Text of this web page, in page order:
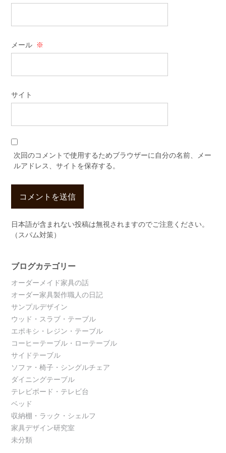
メール ※
サイト
次回のコメントで使用するためブラウザーに自分の名前、メー
ルアドレス、サイトを保存する。
日本語が含まれない投稿は無視されますのでご注意ください。
（スパム対策）
ブログカテゴリー
オーダーメイド家具の話
オーダー家具製作職人の日記
サンプルデザイン
ウッド・スラブ・テーブル
エポキシ・レジン・テーブル
コーヒーテーブル・ローテーブル
サイドテーブル
ソファ・椅子・シングルチェア
ダイニングテーブル
テレビボード・テレビ台
ベッド
収納棚・ラック・シェルフ
家具デザイン研究室
未分類